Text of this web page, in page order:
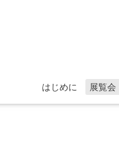
はじめに 展覧会